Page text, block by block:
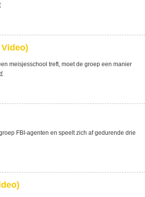
meisjesschool treft, moet de groep een manier
FBI-agenten en speelt zich af gedurende drie